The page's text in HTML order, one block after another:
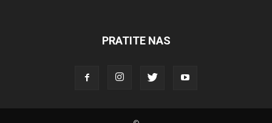
PRATITE NAS